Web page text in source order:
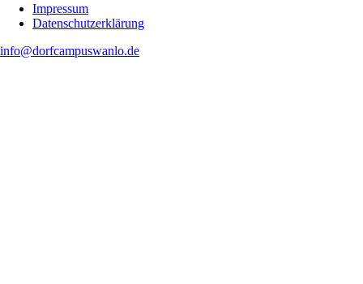
Skip
Impressum
Datenschutzerklärung
info@dorfcampuswanlo.de